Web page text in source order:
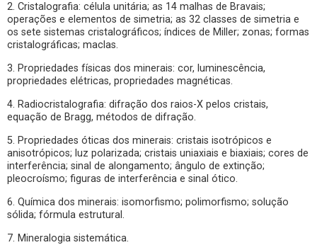
2. Cristalografia: célula unitária; as 14 malhas de Bravais;
operações e elementos de simetria; as 32 classes de simetria e
os sete sistemas cristalográficos; índices de Miller; zonas; formas
cristalográficas; maclas.
3. Propriedades físicas dos minerais: cor, luminescência,
propriedades elétricas, propriedades magnéticas.
4. Radiocristalografia: difração dos raios-X pelos cristais,
equação de Bragg, métodos de difração.
5. Propriedades óticas dos minerais: cristais isotrópicos e
anisotrópicos; luz polarizada; cristais uniaxiais e biaxiais; cores de
interferência; sinal de alongamento; ângulo de extinção;
pleocroísmo; figuras de interferência e sinal ótico.
6. Química dos minerais: isomorfismo; polimorfismo; solução
sólida; fórmula estrutural.
7. Mineralogia sistemática.